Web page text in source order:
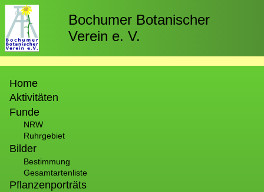
Direkt
zum
Inhalt
Bochumer Botanischer
Verein e. V.
Home
Aktivitäten
Funde
NRW
Ruhrgebiet
Bilder
Bestimmung
Gesamtartenliste
Pflanzenporträts